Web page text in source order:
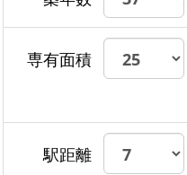
専有面積
駅距離